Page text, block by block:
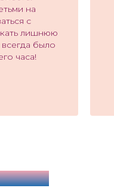
на
с
лишнюю
было
часа!
вкус